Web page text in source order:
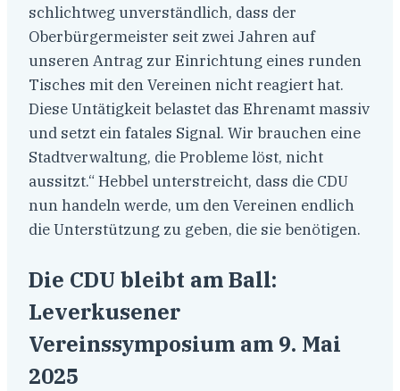
schlichtweg unverständlich, dass der
Oberbürgermeister seit zwei Jahren auf
unseren Antrag zur Einrichtung eines runden
Tisches mit den Vereinen nicht reagiert hat.
Diese Untätigkeit belastet das Ehrenamt massiv
und setzt ein fatales Signal. Wir brauchen eine
Stadtverwaltung, die Probleme löst, nicht
aussitzt.“ Hebbel unterstreicht, dass die CDU
nun handeln werde, um den Vereinen endlich
die Unterstützung zu geben, die sie benötigen.
Die CDU bleibt am Ball:
Leverkusener
Vereinssymposium am 9. Mai
2025